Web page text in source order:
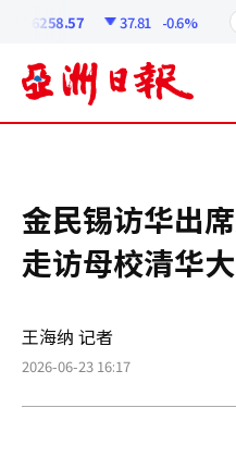
6258.57 37.81 -0.6%
金民锡访华出
走访母校清华
王海纳 记者
2026-06-23 16:17